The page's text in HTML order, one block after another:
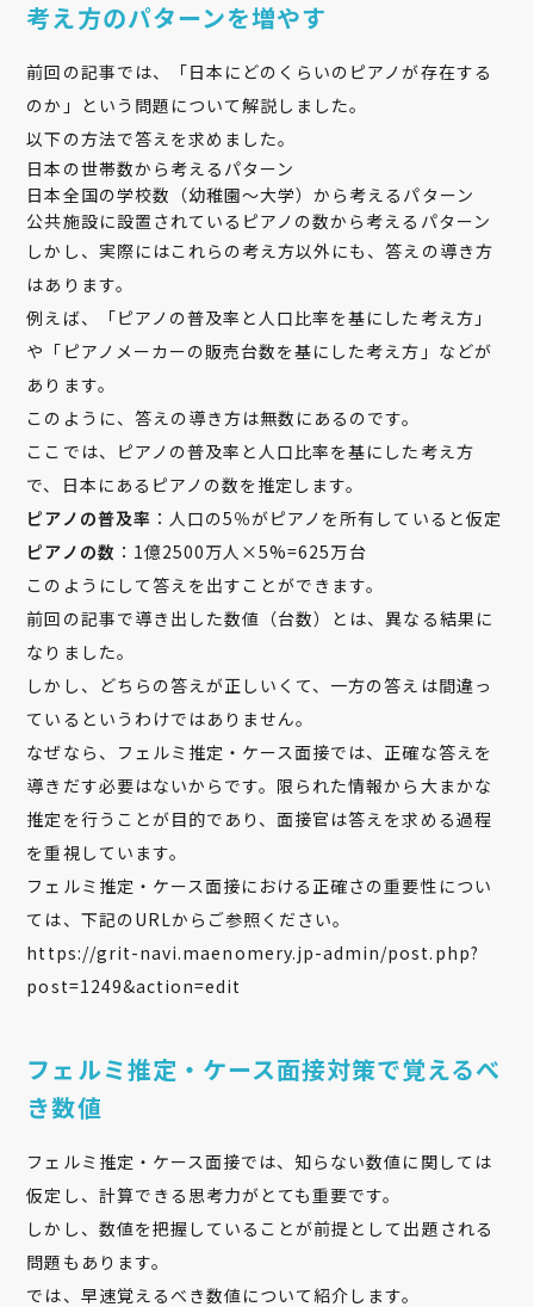
考え方のパターンを増やす
前回の記事では、「日本にどのくらいのピアノが存在する
のか」という問題について解説しました。
以下の方法で答えを求めました。
日本の世帯数から考えるパターン
日本全国の学校数（幼稚園〜大学）から考えるパターン
公共施設に設置されているピアノの数から考えるパターン
しかし、実際にはこれらの考え方以外にも、答えの導き方
はあります。
例えば、「ピアノの普及率と人口比率を基にした考え方」
や「ピアノメーカーの販売台数を基にした考え方」などが
あります。
このように、答えの導き方は無数にあるのです。
ここでは、ピアノの普及率と人口比率を基にした考え方
で、日本にあるピアノの数を推定します。
ピアノの普及率 ：人口の5％がピアノを所有していると仮定
ピアノの数 ：1億2500万人×5%=625万台
このようにして答えを出すことができます。
前回の記事で導き出した数値（台数）とは、異なる結果に
なりました。
しかし、どちらの答えが正しいくて、一方の答えは間違っ
ているというわけではありません。
なぜなら、フェルミ推定・ケース面接では、正確な答えを
導きだす必要はないからです。限られた情報から大まかな
推定を行うことが目的であり、面接官は答えを求める過程
を重視しています。
フェルミ推定・ケース面接における正確さの重要性につい
ては、下記のURLからご参照ください。
https://grit-navi.maenomery.jp-admin/post.php?
post=1249&action=edit
フェルミ推定・ケース面接対策で覚えるべ
き数値
フェルミ推定・ケース面接では、知らない数値に関しては
仮定し、計算できる思考力がとても重要です。
しかし、数値を把握していることが前提として出題される
問題もあります。
では、早速覚えるべき数値について紹介します。